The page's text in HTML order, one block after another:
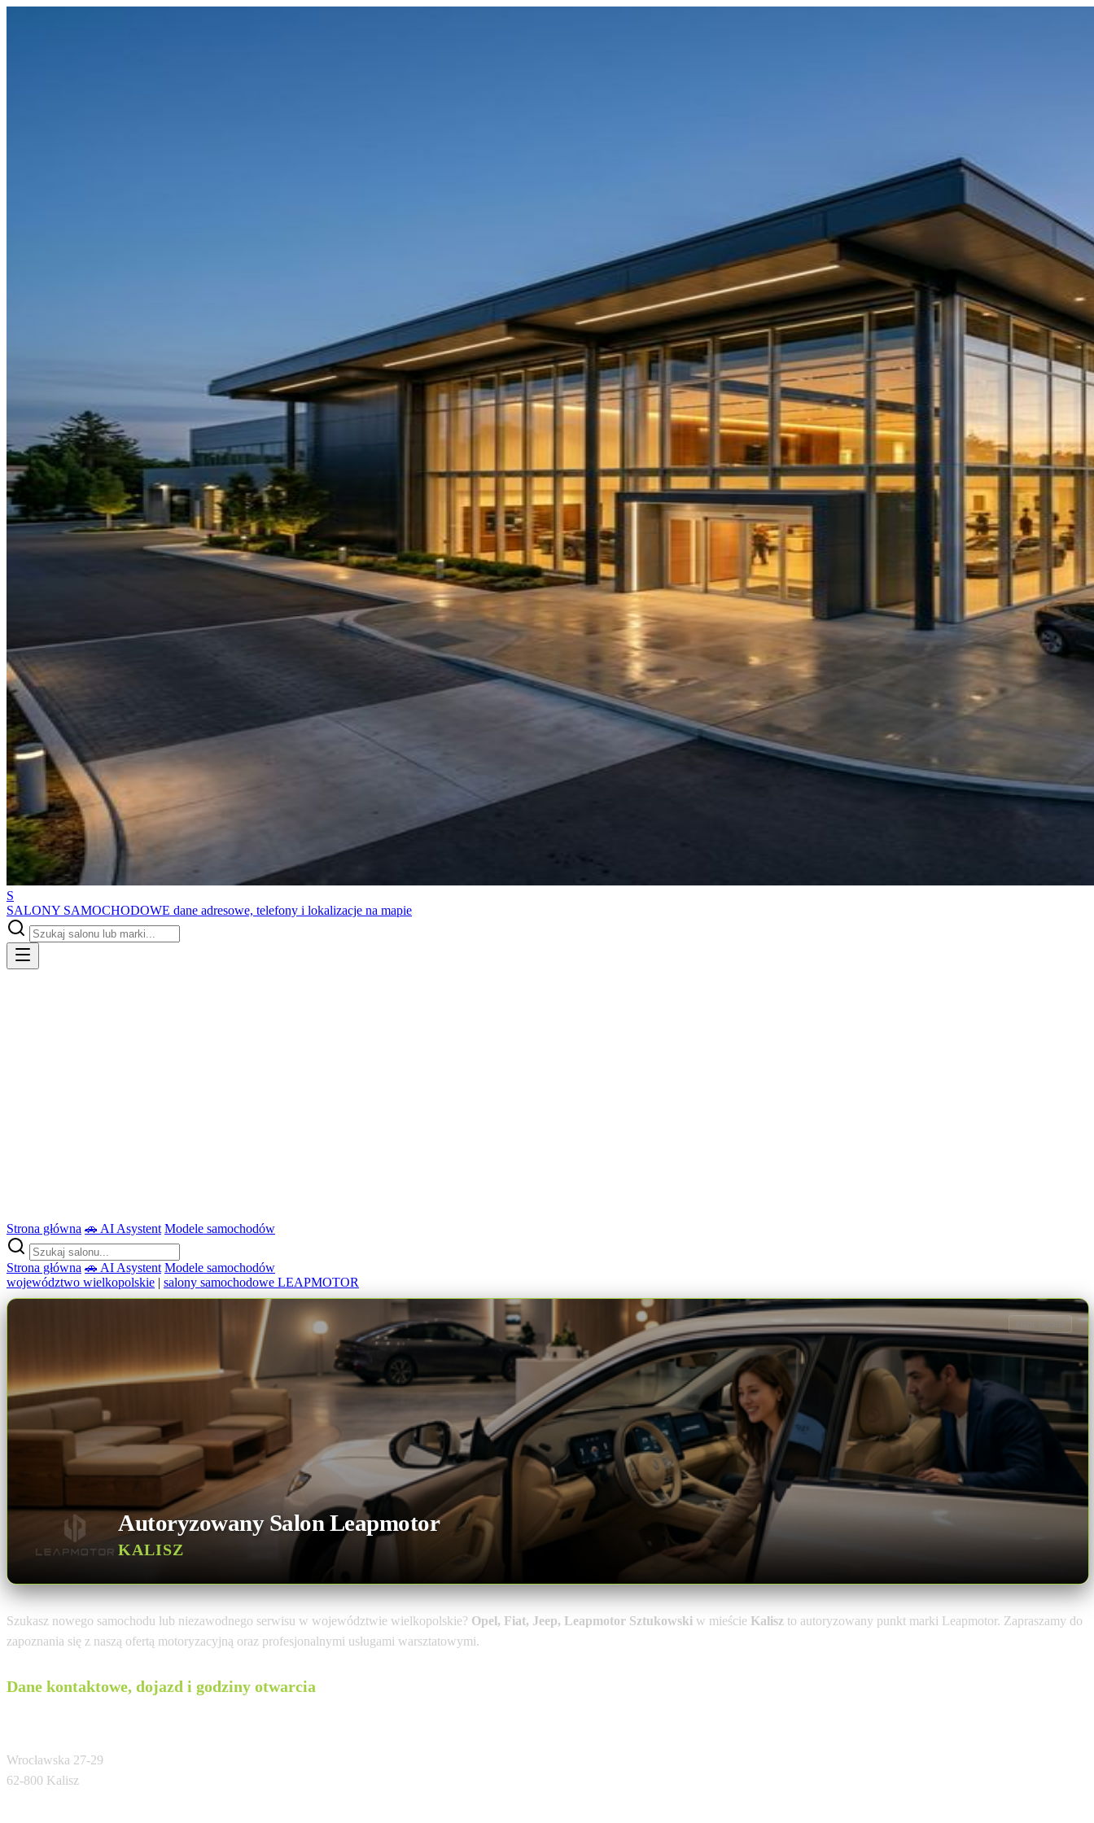
S
SALONY SAMOCHODOWE dane adresowe, telefony i lokalizacje na mapie
Strona główna 🚗 AI Asystent Modele samochodów
Strona główna 🚗 AI Asystent Modele samochodów
województwo wielkopolskie | salony samochodowe LEAPMOTOR
Autoryzowany Salon Leapmotor
KALISZ
Dane ogólne
Szukasz nowego samochodu lub niezawodnego serwisu w województwie wielkopolskie? Opel, Fiat, Jeep, Leapmotor Sztukowski w mieście Kalisz to autoryzowany punkt marki Leapmotor. Zapraszamy do
zapoznania się z naszą ofertą motoryzacyjną oraz profesjonalnymi usługami warsztatowymi.
Dane kontaktowe, dojazd i godziny otwarcia
Wrocławska 27-29
62-800 Kalisz